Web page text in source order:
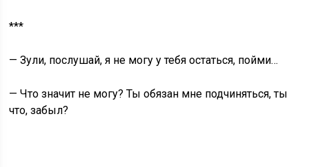
***
— Зули, послушай, я не могу у тебя остаться, пойми…
— Что значит не могу? Ты обязан мне подчиняться, ты
что, забыл?